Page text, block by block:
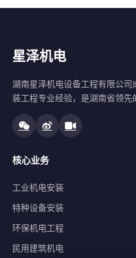
星泽机电
湖南星泽机电设备工程有限公
装工程专业经验，是湖南省领先
核心业务
工业机电安装
特种设备安装
环保机电工程
民用建筑机电